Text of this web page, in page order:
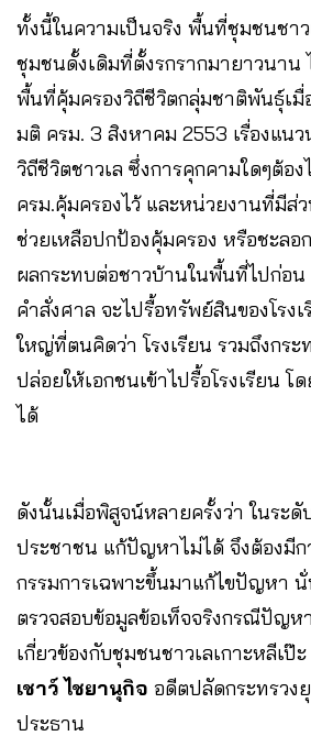
ทั้งนี้ในความเป็นจริง พื้นที่ชุมชนชาว
ชุมชนดั้งเดิมที่ตั้งรกรากมายาวนาน
พื้นที่คุ้มครองวิถีชีวิตกลุ่มชาติพันธุ์เมื่
มติ ครม. 3 สิงหาคม 2553 เรื่องแน
วิถีชีวิตชาวเล ซึ่งการคุกคามใดๆต้อ
ครม.คุ้มครองไว้ และหน่วยงานที่มีส่
ช่วยเหลือปกป้องคุ้มครอง หรือชะลอ
ผลกระทบต่อชาวบ้านในพื้นที่ไปก่อน
คำสั่งศาล จะไปรื้อทรัพย์สินของโรงเ
ใหญ่ที่ตนคิดว่า โรงเรียน รวมถึงกระ
ปล่อยให้เอกชนเข้าไปรื้อโรงเรียน โ
ได้
ดังนั้นเมื่อพิสูจน์หลายครั้งว่า ในระ
ประชาชน แก้ปัญหาไม่ได้ จึงต้องมี
กรรมการเฉพาะขึ้นมาแก้ไขปัญหา
ตรวจสอบข้อมูลข้อเท็จจริงกรณีปัญ
เกี่ยวข้องกับชุมชนชาวเลเกาะหลีเป๊
เชาว์ ไชยานุกิจ อดีตปลัดกระทรวง
ประธาน